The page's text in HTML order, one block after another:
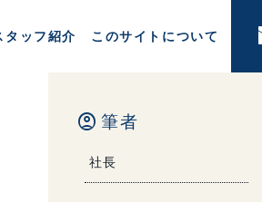
タッフ紹介 このサイトについて
account_circle 筆者
社長